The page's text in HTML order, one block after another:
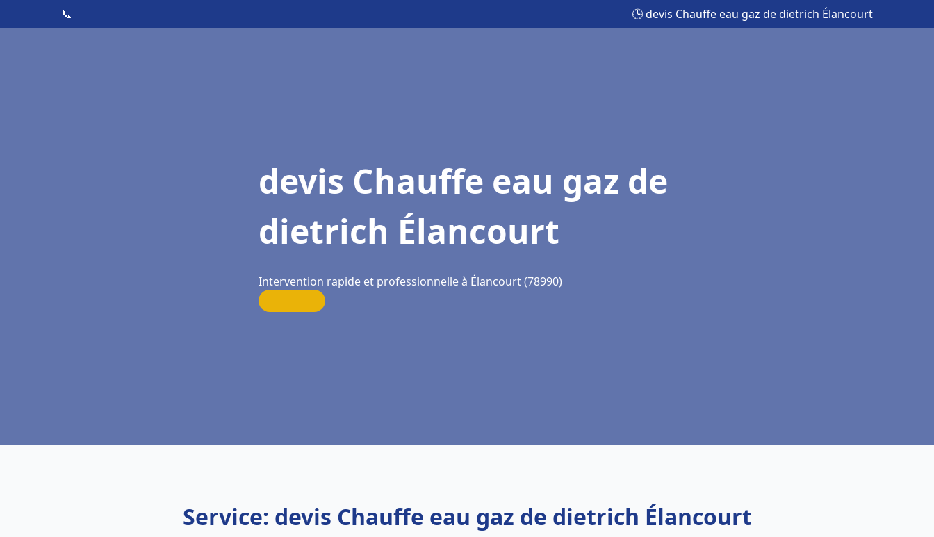
📞 🕒 devis Chauffe eau gaz de dietrich Élancourt
devis Chauffe eau gaz de
dietrich Élancourt
Intervention rapide et professionnelle à Élancourt (78990)
Service: devis Chauffe eau gaz de dietrich Élancourt